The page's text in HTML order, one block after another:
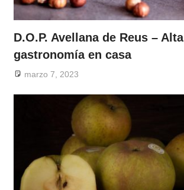
D.O.P. Avellana de Reus – Alta
gastronomía en casa
marzo 7, 2023